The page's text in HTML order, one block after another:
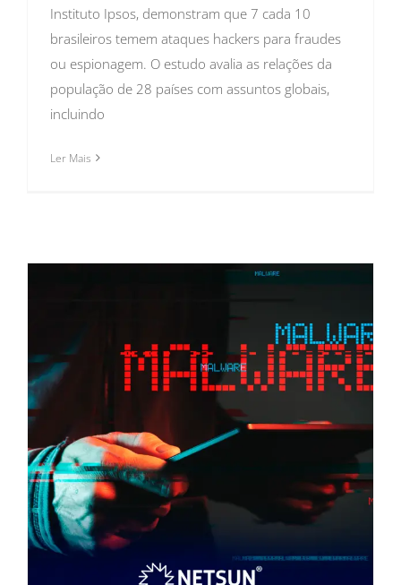
Instituto Ipsos, demonstram que 7 cada 10
brasileiros temem ataques hackers para fraudes
ou espionagem. O estudo avalia as relações da
população de 28 países com assuntos globais,
incluindo
Ler Mais